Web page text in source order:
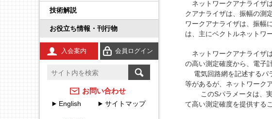
セミナー事業
ト
JEMIMA会報
アクセスマップ
技術解説放射線計測ガイド
工業用無線
安全計装システム（SIS）
温度計測のFAQ
お役立ち情報・刊行物
JCSSに関する刊行物
JCSSリンク
JCSS連絡会のご案内
計測器メーカーのJCSS校
JEMIMAのJCSSの取組
入会案内
会員ログイン
お問い合わせ
English サイトマップ
ネットワークアナライザ
クアナライザは、振幅の測
ワークアナライザは、振幅
は、主にベクトルネットワ
ネットワークアナライザ
の高い測定確度から、電子
電気回路網を記述するパ
等があるが、ネットワーク
このSパラメータは、実
て高い測定確度を提供する